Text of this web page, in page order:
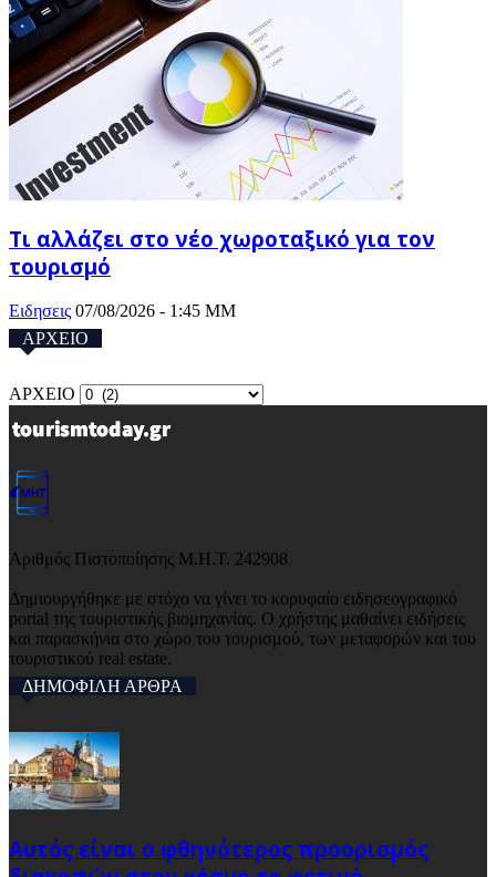
Τι αλλάζει στο νέο χωροταξικό για τον
τουρισμό
Ειδησεις 07/08/2026 - 1:45 ΜΜ
ΑΡΧΕΙΟ
ΑΡΧΕΙΟ
Αριθμός Πιστοποίησης Μ.Η.Τ. 242908
Δημιουργήθηκε με στόχο να γίνει το κορυφαίο ειδησεογραφικό
portal της τουριστικής βιομηχανίας. Ο χρήστης μαθαίνει ειδήσεις
και παρασκήνια στο χώρο του τουρισμού, των μεταφορών και του
τουριστικού real estate.
ΔΗΜΟΦΙΛΗ ΑΡΘΡΑ
Αυτός είναι ο φθηνότερος προορισμός